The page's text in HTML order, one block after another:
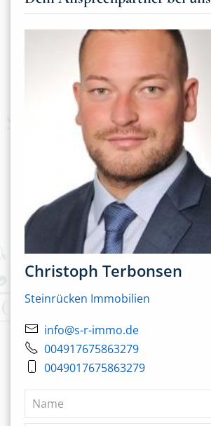
Christoph Terbonsen
Steinrücken Immobilien
info@s-r-immo.de
004917675863279
0049017675863279